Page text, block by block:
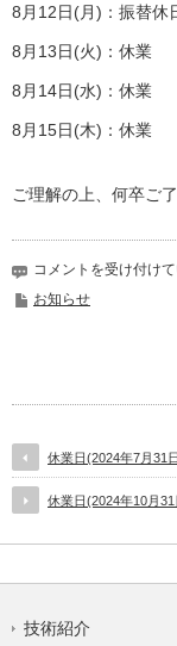
8月12日(月)：振替
8月13日(火)：休業
8月14日(水)：休業
8月15日(木)：休業
ご理解の上、何卒ご
2024
年
の
案
内
コメントを受け付け
お知らせ
休業日(2024年7月31
休業日(2024年10月
技術紹介